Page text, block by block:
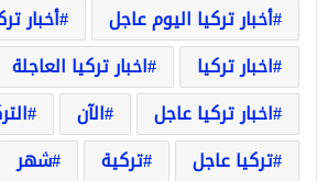
أخبار تركيا اليوم عاجل
أخبار
اخبار تركيا
اخبار تركيا العاجلة
اخبار تركيا عاجل
الآن
تركيا عاجل
تركية شهر